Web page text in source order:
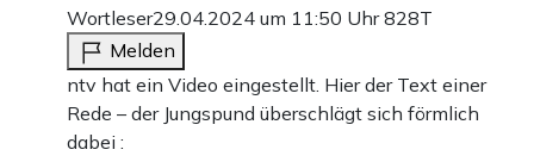
Wortleser29.04.2024 um 11:50 Uhr828T
Melden
ntv hat ein Video eingestellt. Hier der Text einer
Rede – der Jungspund überschlägt sich förmlich
dabei :